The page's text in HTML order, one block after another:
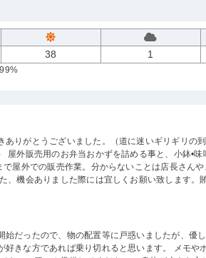
38 1
ありがとうございました。（道に迷いギリギリの
屋外販売用のお弁当おかずを詰める事と、小鉢•
で屋外での販売作業。分からないことは店長さん
、機会ありました際には宜しくお願い致します。
始だったので、物の配置等に戸惑いましたが、優
好きな方であれば乗り切れると思います。 メモや